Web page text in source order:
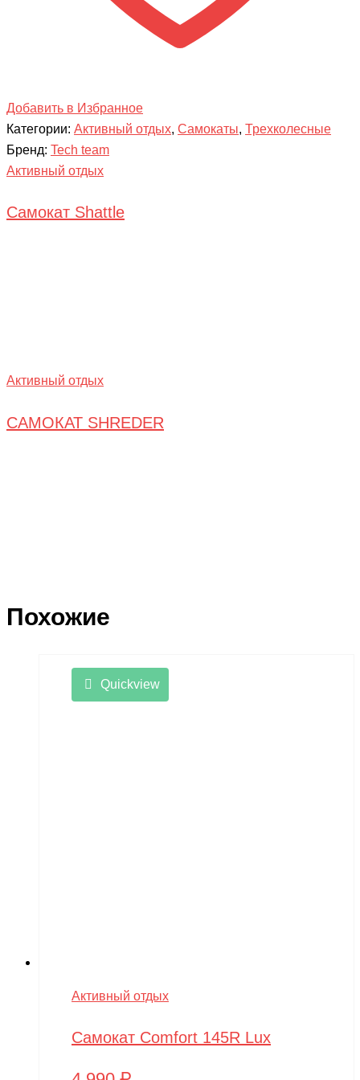
Добавить в Избранное
Категории: Активный отдых, Самокаты, Трехколесные
Бренд: Tech team
Активный отдых
Самокат Shattle
Активный отдых
САМОКАТ SHREDER
Похожие
Quickview
Активный отдых
Самокат Comfort 145R Lux